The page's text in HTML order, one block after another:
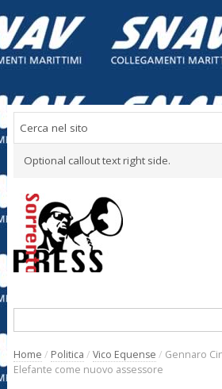
Optional callout text right side.
Home / Politica / Vico Equense / Gennaro
Elefante come nuovo assessore